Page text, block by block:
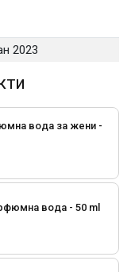
RASASI Emotion (EDP) Дамска парфюмна вода - 50 ml
2023